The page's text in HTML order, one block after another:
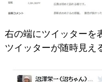
右の端にツイッターを
ツイッターが随時見え